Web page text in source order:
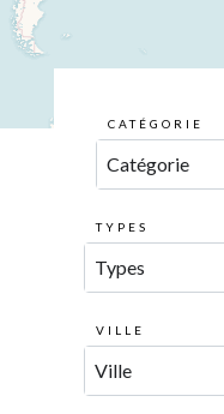
CATÉGORIE
Catégorie
TYPES
Types
VILLE
Ville